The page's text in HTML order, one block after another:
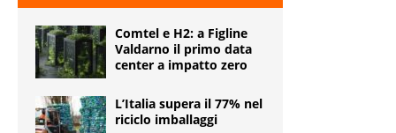
Comtel e H2: a Figline
Valdarno il primo data
center a impatto zero
L’Italia supera il 77% nel
riciclo imballaggi